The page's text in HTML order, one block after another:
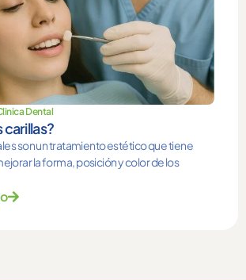
Dental
carillas?
son un tratamiento estético que tiene
la forma, posición y color de los